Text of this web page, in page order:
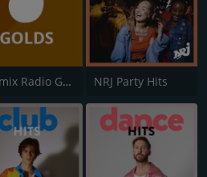
Hotmix Radio Golds NRJ Party Hits